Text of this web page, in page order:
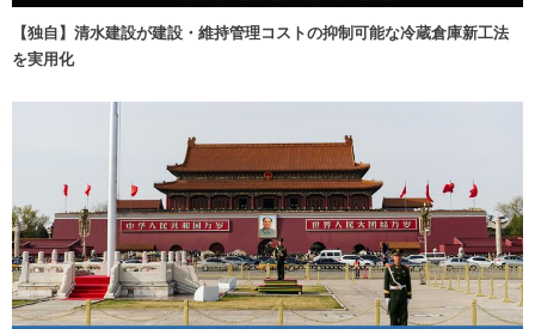
【独自】清水建設が建設・維持管理コストの抑制可能な冷蔵倉庫新工法
を実用化